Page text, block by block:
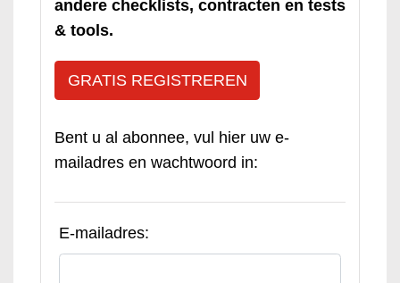
andere checklists, contracten en tests
& tools.
GRATIS REGISTREREN
Bent u al abonnee, vul hier uw e-
mailadres en wachtwoord in:
E-mailadres: